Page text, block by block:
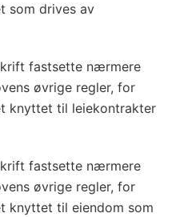
som drives av
fastsette nærmere
øvrige regler, for
knyttet til leiekontrakter
fastsette nærmere
øvrige regler, for
knyttet til eiendom som